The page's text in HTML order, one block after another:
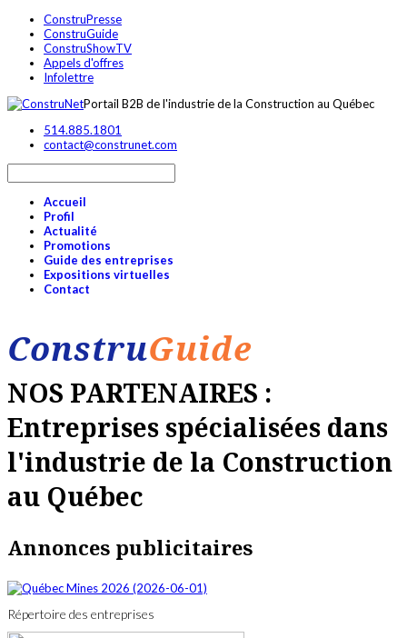
ConstruPresse
ConstruGuide
ConstruShowTV
Appels d'offres
Infolettre
Portail B2B de l'industrie de la Construction au Québec
514.885.1801
contact@construnet.com
Accueil
Profil
Actualité
Promotions
Guide des entreprises
Expositions virtuelles
Contact
ConstruGuide
NOS PARTENAIRES :
Entreprises spécialisées dans
l'industrie de la Construction
au Québec
Annonces publicitaires
Répertoire des entreprises